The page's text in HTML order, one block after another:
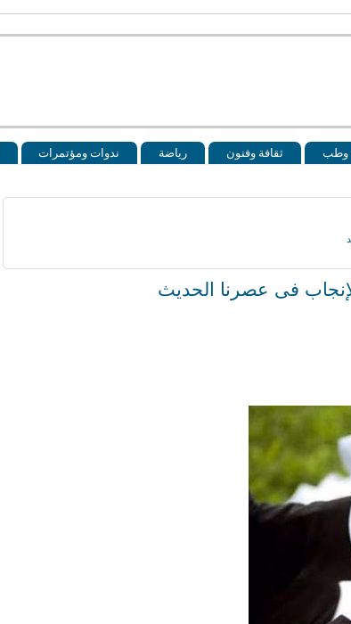
وطب ثقافة وفنون رياضة ندوات ومؤتمرات
فى عصرنا الحديث